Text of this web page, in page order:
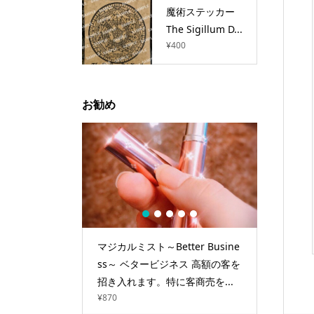
魔術ステッカー
The Sigillum D...
¥400
お勧め
マジカルミスト～Better Busine
ss～ ベタービジネス 高額の客を
招き入れます。特に客商売を...
¥870
1 2 3 4 5